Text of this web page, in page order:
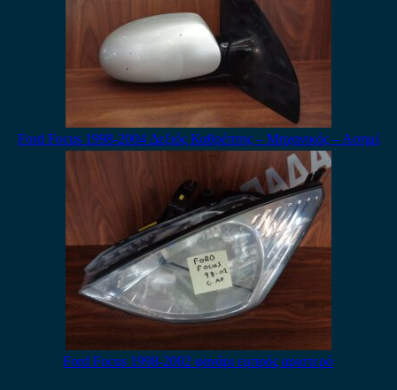
Ford Focus 1998-2004 Δεξιός Καθρέπτης – Μηχανικός – Ασημί
Ford Focus 1998-2002 φανάρι εμπρός αριστερό